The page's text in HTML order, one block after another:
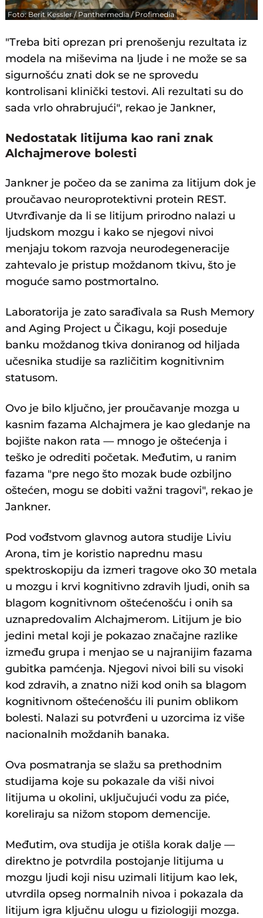
Foto: Berit Kessler / Panthermedia / Profimedia
"Treba biti oprezan pri prenošenju rezultata iz
modela na miševima na ljude i ne može se sa
sigurnošću znati dok se ne sprovedu
kontrolisani klinički testovi. Ali rezultati su do
sada vrlo ohrabrujući", rekao je Jankner,
Nedostatak litijuma kao rani znak
Alchajmerove bolesti
Jankner je počeo da se zanima za litijum dok je
proučavao neuroprotektivni protein REST.
Utvrđivanje da li se litijum prirodno nalazi u
ljudskom mozgu i kako se njegovi nivoi
menjaju tokom razvoja neurodegeneracije
zahtevalo je pristup moždanom tkivu, što je
moguće samo postmortalno.
Laboratorija je zato sarađivala sa Rush Memory
and Aging Project u Čikagu, koji poseduje
banku moždanog tkiva doniranog od hiljada
učesnika studije sa različitim kognitivnim
statusom.
Ovo je bilo ključno, jer proučavanje mozga u
kasnim fazama Alchajmera je kao gledanje na
bojište nakon rata — mnogo je oštećenja i
teško je odrediti početak. Međutim, u ranim
fazama "pre nego što mozak bude ozbiljno
oštećen, mogu se dobiti važni tragovi", rekao je
Jankner.
Pod vođstvom glavnog autora studije Liviu
Arona, tim je koristio naprednu masu
spektroskopiju da izmeri tragove oko 30 metala
u mozgu i krvi kognitivno zdravih ljudi, onih sa
blagom kognitivnom oštećenošću i onih sa
uznapredovalim Alchajmerom. Litijum je bio
jedini metal koji je pokazao značajne razlike
između grupa i menjao se u najranijim fazama
gubitka pamćenja. Njegovi nivoi bili su visoki
kod zdravih, a znatno niži kod onih sa blagom
kognitivnom oštećenošću ili punim oblikom
bolesti. Nalazi su potvrđeni u uzorcima iz više
nacionalnih moždanih banaka.
Ova posmatranja se slažu sa prethodnim
studijama koje su pokazale da viši nivoi
litijuma u okolini, uključujući vodu za piće,
koreliraju sa nižom stopom demencije.
Međutim, ova studija je otišla korak dalje —
direktno je potvrdila postojanje litijuma u
mozgu ljudi koji nisu uzimali litijum kao lek,
utvrdila opseg normalnih nivoa i pokazala da
litijum igra ključnu ulogu u fiziologiji mozga.